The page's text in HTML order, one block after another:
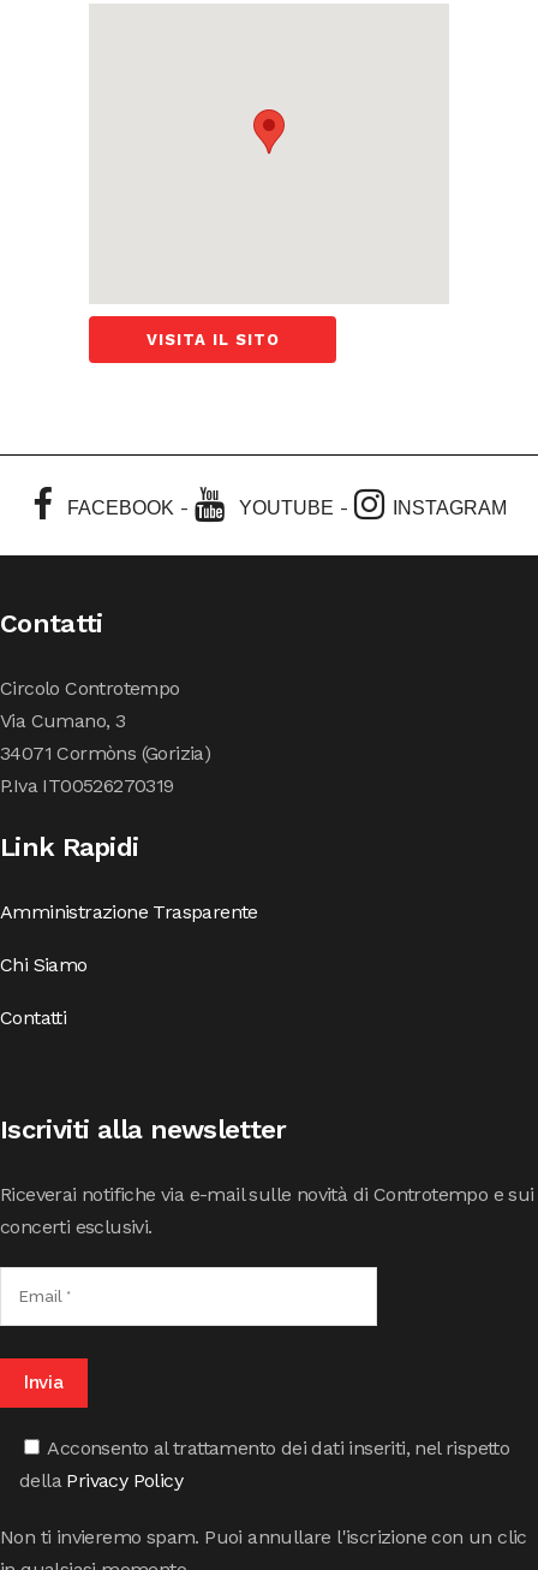
VISITA IL SITO
FACEBOOK - YOUTUBE - INSTAGRAM
Contatti
Circolo Controtempo
Via Cumano, 3
34071 Cormòns (Gorizia)
P.Iva IT00526270319
Link Rapidi
Amministrazione Trasparente
Chi Siamo
Contatti
Iscriviti alla newsletter
Riceverai notifiche via e-mail sulle novità di Controtempo e sui
concerti esclusivi.
Acconsento al trattamento dei dati inseriti, nel rispetto
della Privacy Policy
Non ti invieremo spam. Puoi annullare l'iscrizione con un clic